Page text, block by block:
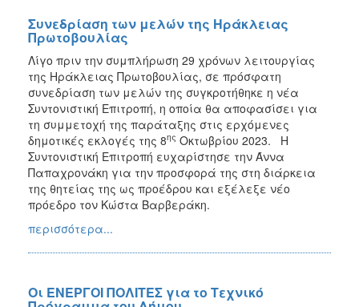
Συνεδρίαση των μελών της Ηράκλειας
Πρωτοβουλίας
Λίγο πριν την συμπλήρωση 29 χρόνων λειτουργίας
της Ηράκλειας Πρωτοβουλίας, σε πρόσφατη
συνεδρίαση των μελών της συγκροτήθηκε η νέα
Συντονιστική Επιτροπή, η οποία θα αποφασίσει για
τη συμμετοχή της παράταξης στις ερχόμενες
δημοτικές εκλογές της 8ης Οκτωβρίου 2023. Η
Συντονιστική Επιτροπή ευχαρίστησε την Άννα
Παπαχρονάκη για την προσφορά της στη διάρκεια
της θητείας της ως προέδρου και εξέλεξε νέο
πρόεδρο τον Κώστα Βαρβεράκη.
περισσότερα...
Οι ΕΝΕΡΓΟΙ ΠΟΛΙΤΕΣ για το Τεχνικό